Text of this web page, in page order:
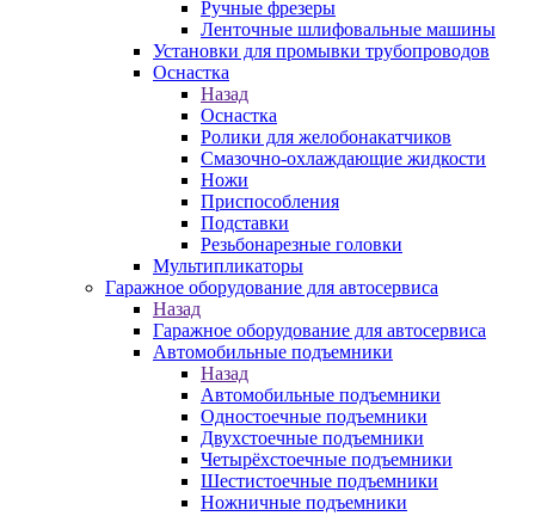
Ручные фрезеры
Ленточные шлифовальные машины
Установки для промывки трубопроводов
Оснастка
Назад
Оснастка
Ролики для желобонакатчиков
Смазочно-охлаждающие жидкости
Ножи
Приспособления
Подставки
Резьбонарезные головки
Мультипликаторы
Гаражное оборудование для автосервиса
Назад
Гаражное оборудование для автосервиса
Автомобильные подъемники
Назад
Автомобильные подъемники
Одностоечные подъемники
Двухстоечные подъемники
Четырёхстоечные подъемники
Шестистоечные подъемники
Ножничные подъемники